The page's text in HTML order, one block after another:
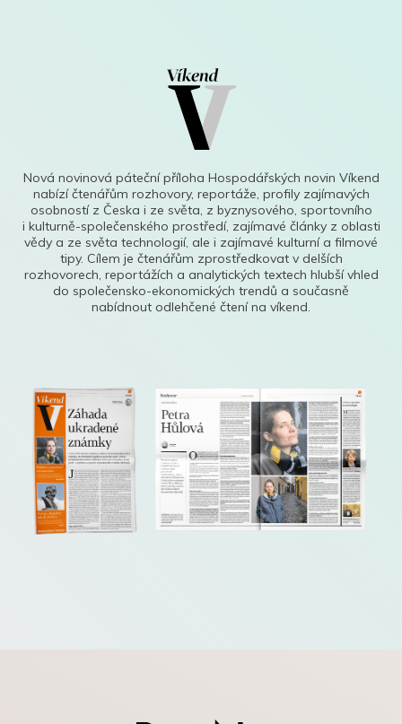
Nová novinová páteční příloha Hospodářských novin Víkend
nabízí čtenářům rozhovory, reportáže, profily zajímavých
osobností z Česka i ze světa, z byznysového, sportovního
i kulturně-společenského prostředí, zajímavé články z oblasti
vědy a ze světa technologií, ale i zajímavé kulturní a filmové
tipy. Cílem je čtenářům zprostředkovat v delších
rozhovorech, reportážích a analytických textech hlubší vhled
do společensko-ekonomických trendů a současně
nabídnout odlehčené čtení na víkend.